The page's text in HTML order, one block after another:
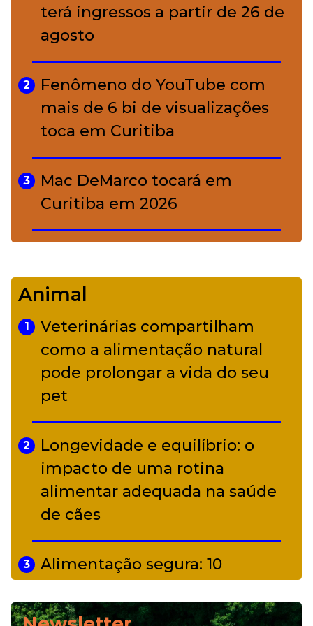
conquistou o luxo
A ciência por trás da skincare: a
função de cada ativo
terá ingressos a partir de 26 de
agosto
2
Fenômeno do YouTube com
mais de 6 bi de visualizações
toca em Curitiba
3
Mac DeMarco tocará em
Curitiba em 2026
Camerata tem repertório
diverso a partir de R$ 17
Adriana Calcanhotto retoma
alter ego infantil para show em
Curitiba
Animal
1
Veterinárias compartilham
como a alimentação natural
pode prolongar a vida do seu
pet
2
Longevidade e equilíbrio: o
impacto de uma rotina
alimentar adequada na saúde
de cães
3
Alimentação segura: 10